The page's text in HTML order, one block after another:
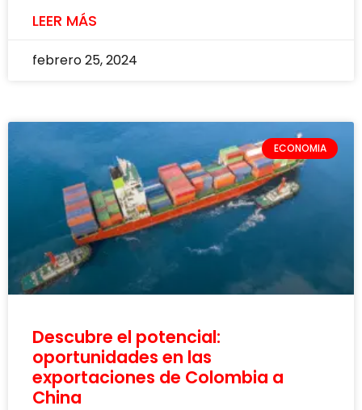
LEER MÁS
febrero 25, 2024
ECONOMIA
Descubre el potencial:
oportunidades en las
exportaciones de Colombia a
China